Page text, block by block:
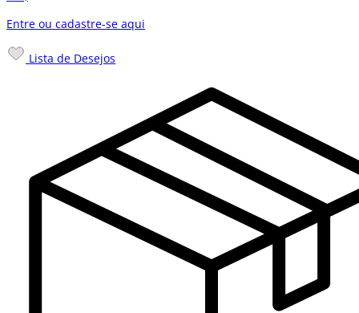
Entre ou cadastre-se aqui
Lista de Desejos